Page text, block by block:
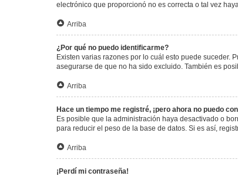
electrónico que proporcionó no es correcta o tal vez
Arriba
¿Por qué no puedo identificarme?
Existen varias razones por lo cuál esto puede suceder.
asegurarse de que no ha sido excluido. También es
Arriba
Hace un tiempo me registré, ¡pero ahora no puedo
Es posible que la administración haya desactivado o
para reducir el peso de la base de datos. Si es así,
Arriba
¡Perdí mi contraseña!